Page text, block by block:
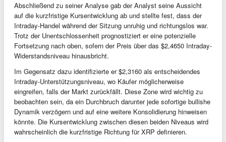
Abschließend zu seiner Analyse gab der Analyst seine Aussicht
auf die kurzfristige Kursentwicklung ab und stellte fest, dass der
Intraday-Handel während der Sitzung unruhig und richtungslos war.
Trotz der Unentschlossenheit prognostiziert er eine potenzielle
Fortsetzung nach oben, sofern der Preis über das $2,4650 Intraday-
Widerstandsniveau hinausbricht.
Im Gegensatz dazu identifizierte er $2,3160 als entscheidendes
Intraday-Unterstützungsniveau, wo Käufer möglicherweise
eingreifen, falls der Markt zurückfällt. Diese Zone wird wichtig zu
beobachten sein, da ein Durchbruch darunter jede sofortige bullishe
Dynamik verzögern und auf eine weitere Konsolidierung hinweisen
könnte. Die Kursentwicklung zwischen diesen beiden Niveaus wird
wahrscheinlich die kurzfristige Richtung für XRP definieren.